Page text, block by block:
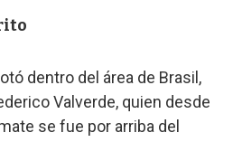
dentro del área de Brasil,
Valverde, quien desde
se fue por arriba del